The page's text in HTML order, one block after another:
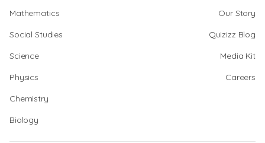
Mathematics
Social Studies
Science
Physics
Chemistry
Biology
Our Story
Quizizz Blog
Media Kit
Careers